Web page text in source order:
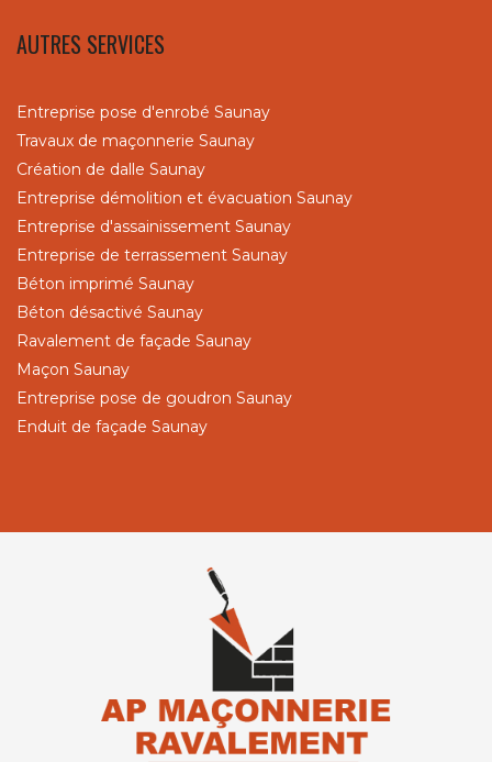
AUTRES SERVICES
Entreprise pose d'enrobé Saunay
Travaux de maçonnerie Saunay
Création de dalle Saunay
Entreprise démolition et évacuation Saunay
Entreprise d'assainissement Saunay
Entreprise de terrassement Saunay
Béton imprimé Saunay
Béton désactivé Saunay
Ravalement de façade Saunay
Maçon Saunay
Entreprise pose de goudron Saunay
Enduit de façade Saunay